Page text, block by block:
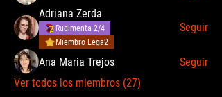
Adriana Zerda
Rudimenta 2/4
Miembro Lega2
Seguir
Ana Maria Trejos
Seguir
Ver todos los miembros (27)